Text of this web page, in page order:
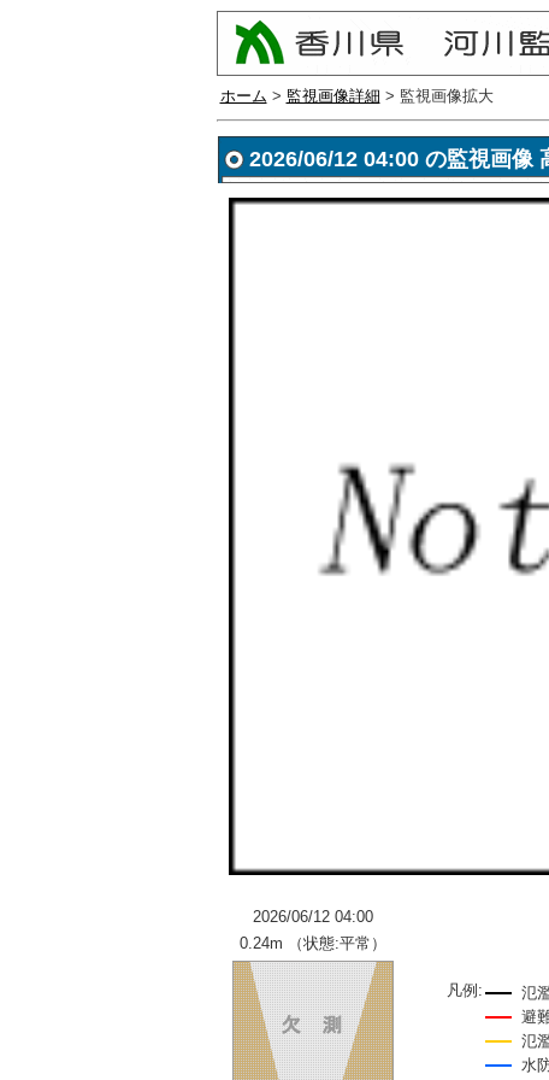
ホーム > 監視画像詳細 > 監視画像拡大
2026/06/12 04:00 の監視画像
2026/06/12 04:00
0.24m （状態:平常）
凡例:
氾
避
氾
水